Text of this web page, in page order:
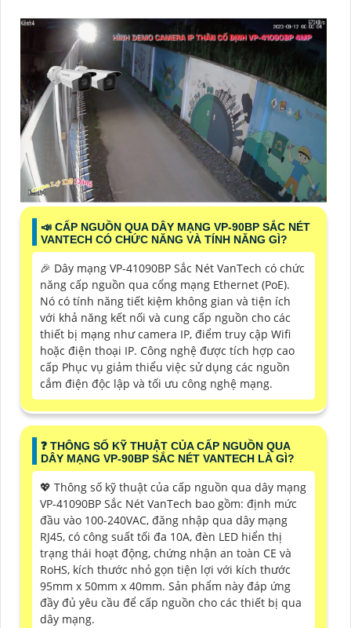
📣 CẤP NGUỒN QUA DÂY MẠNG VP-90BP SẮC NÉT
VANTECH CÓ CHỨC NĂNG VÀ TÍNH NĂNG GÌ?
️🎉 Dây mạng VP-41090BP Sắc Nét VanTech có chức
năng cấp nguồn qua cổng mạng Ethernet (PoE).
Nó có tính năng tiết kiệm không gian và tiện ích
với khả năng kết nối và cung cấp nguồn cho các
thiết bị mạng như camera IP, điểm truy cập Wifi
hoặc điện thoại IP. Công nghệ được tích hợp cao
cấp Phục vụ giảm thiểu việc sử dụng các nguồn
cắm điện độc lập và tối ưu công nghệ mạng.
❓ THÔNG SỐ KỸ THUẬT CỦA CẤP NGUỒN QUA
DÂY MẠNG VP-90BP SẮC NÉT VANTECH LÀ GÌ?
💖 Thông số kỹ thuật của cấp nguồn qua dây mạng
VP-41090BP Sắc Nét VanTech bao gồm: định mức
đầu vào 100-240VAC, đăng nhập qua dây mạng
RJ45, có công suất tối đa 10A, đèn LED hiển thị
trạng thái hoạt động, chứng nhận an toàn CE và
RoHS, kích thước nhỏ gọn tiện lợi với kích thước
95mm x 50mm x 40mm. Sản phẩm này đáp ứng
đầy đủ yêu cầu để cấp nguồn cho các thiết bị qua
dây mạng.